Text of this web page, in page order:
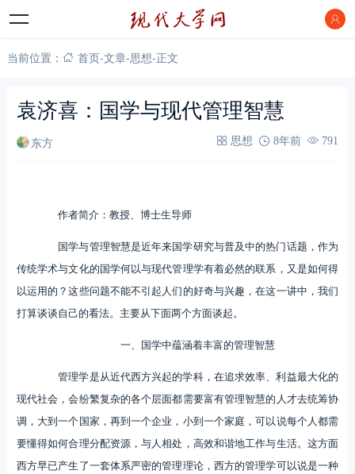
当前位置： 首页-文章-思想-正文
袁济喜：国学与现代管理智慧
东方 思想 8年前 791
作者简介：教授、博士生导师
国学与管理智慧是近年来国学研究与普及中的热门话题，作为
传统学术与文化的国学何以与现代管理学有着必然的联系，又是如何得
以运用的？这些问题不能不引起人们的好奇与兴趣，在这一讲中，我们
打算谈谈自己的看法。主要从下面两个方面谈起。
一、国学中蕴涵着丰富的管理智慧
管理学是从近代西方兴起的学科，在追求效率、利益最大化的
现代社会，会纷繁复杂的各个层面都需要富有管理智慧的人才去统筹协
调，大到一个国家，再到一个企业，小到一个家庭，可以说每个人都需
要懂得如何合理分配资源，与人相处，高效和谐地工作与生活。这方面
西方早已产生了一套体系严密的管理理论，西方的管理学可以说是一种